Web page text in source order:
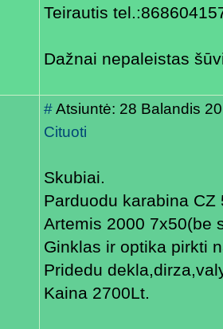
Teirautis
Dažnai nepaleistas
#Atsiuntė: 28 Balandis
Cituoti
Skubiai.
Parduodu karabina
Artemis 2000 7x50(be
Ginklas ir optika pirkti
Pridedu
Kaina 2700Lt.